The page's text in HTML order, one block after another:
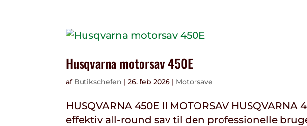
Husqvarna motorsav 450E
af Butikschefen |26. feb 2026 | Motorsave
HUSQVARNA 450E II MOTORSAV
effektiv all-round sav til den professionelle